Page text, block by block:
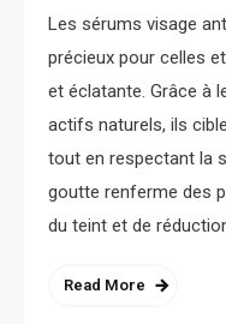
Les sérums visage
précieux pour celles
et éclatante. Grâce à
actifs naturels, ils
tout en respectant la
goutte renferme des
du teint et de
Read More